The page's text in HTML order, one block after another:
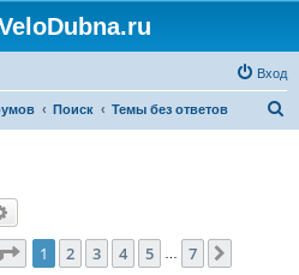
Вход
Поиск Темы без ответов
Страница из
1 2 3 4 5 7